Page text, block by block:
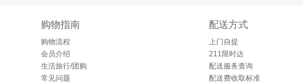
购物指南
购物流程
会员介绍
生活旅行/团购
常见问题
配送方式
上门自提
211限时达
配送服务查询
配送费收取标准